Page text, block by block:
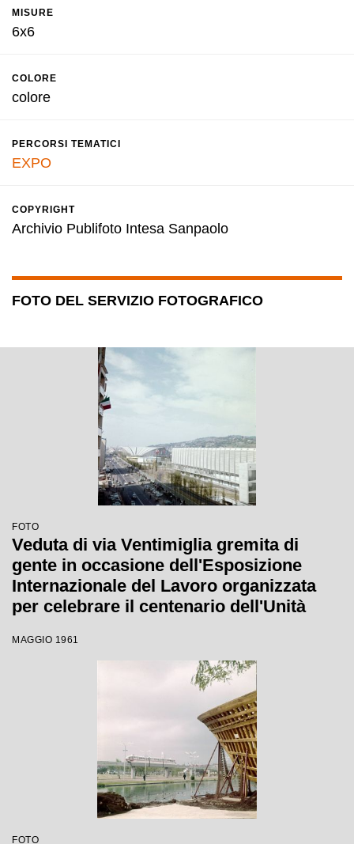
MISURE
6x6
COLORE
colore
PERCORSI TEMATICI
EXPO
COPYRIGHT
Archivio Publifoto Intesa Sanpaolo
FOTO DEL SERVIZIO FOTOGRAFICO
FOTO
Veduta di via Ventimiglia gremita di
gente in occasione dell'Esposizione
Internazionale del Lavoro organizzata
per celebrare il centenario dell'Unità
maggio al 31 ottobre 1961
MAGGIO 1961
FOTO